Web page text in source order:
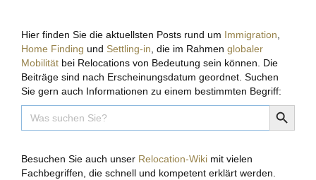
Hier finden Sie die aktuellsten Posts rund um Immigration
Home Finding und Settling-in , die im Rahmen globaler
Mobilität bei Relocations von Bedeutung sein können. Die
Beiträge sind nach Erscheinungsdatum geordnet. Suchen
Sie gern auch Informationen zu einem bestimmten Begriff:
Search
for:
Search Button
Besuchen Sie auch unser Relocation-Wiki mit vielen
Fachbegriffen, die schnell und kompetent erklärt werden.